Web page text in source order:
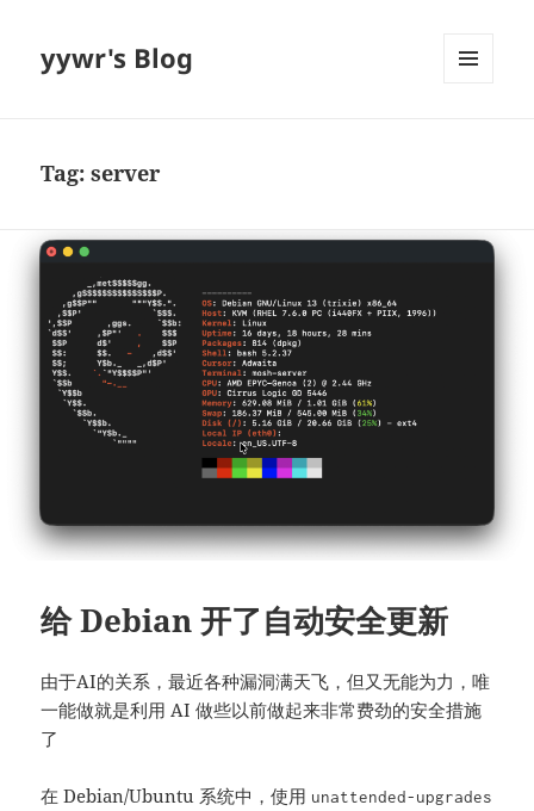
yywr's Blog
Tag:server
给 Debian 开了自动安全更新
由于AI的关系，最近各种漏洞满天飞，但又无能为力，唯
一能做就是利用 AI 做些以前做起来非常费劲的安全措施
了
在 Debian/Ubuntu 系统中，使用 unattended-upgrades